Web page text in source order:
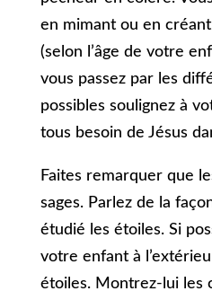
en mimant ou en
(selon l’âge de votre
vous passez par les
possibles soulignez à
tous besoin de Jésus
Faites remarquer que
sages. Parlez de la
étudié les étoiles. Si
votre enfant à
étoiles. Montrez-lui les